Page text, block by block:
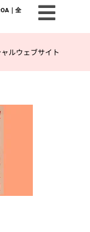
｜全
ルウェブサイト